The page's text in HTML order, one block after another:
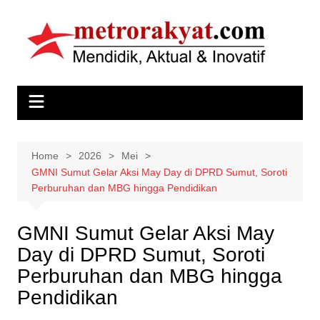
content
Home 2026
Mei
GMNI Sumut Gelar Aksi May Day di DPRD Sumut, Soroti
Perburuhan dan MBG hingga Pendidikan
GMNI Sumut Gelar Aksi May
Day di DPRD Sumut, Soroti
Perburuhan dan MBG hingga
Pendidikan